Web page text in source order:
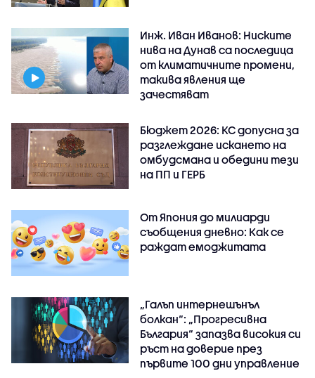
Инж. Иван Иванов: Ниските
нива на Дунав са последица
от климатичните промени,
такива явления ще
зачестяват
Бюджет 2026: КС допусна за
разглеждане искането на
омбудсмана и обедини тези
на ПП и ГЕРБ
От Япония до милиарди
съобщения дневно: Как се
раждат емоджитата
„Галъп интернешънъл
болкан“: „Прогресивна
България“ запазва високия си
ръст на доверие през
първите 100 дни управление